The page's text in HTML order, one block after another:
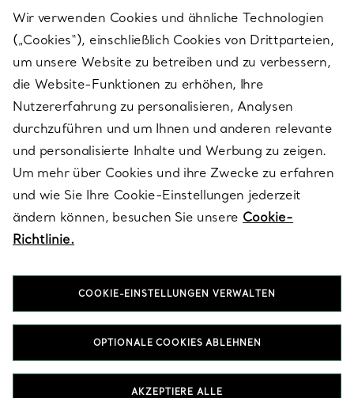
SERVICES
ÜBER TIFFANY & CO.
RECHTLICHE HINWEISE
FOLGEN SIE UNS
T&Co. 2026
Wir verwenden Cookies und ähnliche Technologien
(„Cookies“), einschließlich Cookies von Drittparteien,
um unsere Website zu betreiben und zu verbessern,
die Website-Funktionen zu erhöhen, Ihre
Nutzererfahrung zu personalisieren, Analysen
durchzuführen und um Ihnen und anderen relevante
und personalisierte Inhalte und Werbung zu zeigen.
Um mehr über Cookies und ihre Zwecke zu erfahren
und wie Sie Ihre Cookie-Einstellungen jederzeit
ändern können, besuchen Sie unsere Cookie-
Richtlinie.
COOKIE-EINSTELLUNGEN VERWALTEN
OPTIONALE COOKIES ABLEHNEN
AKZEPTIERE ALLE